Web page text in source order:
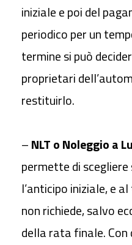
iniziale e poi del
periodico per un
termine si può
proprietari
restituirlo.
–NLT o Noleggio a
permette di
l’anticipo iniziale, e
non richiede, salvo
della rata finale. Con